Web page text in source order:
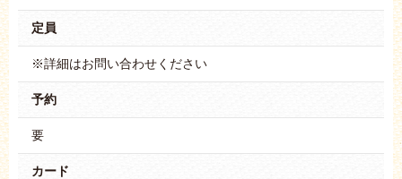
定員
※詳細はお問い合わせください
予約
要
カード